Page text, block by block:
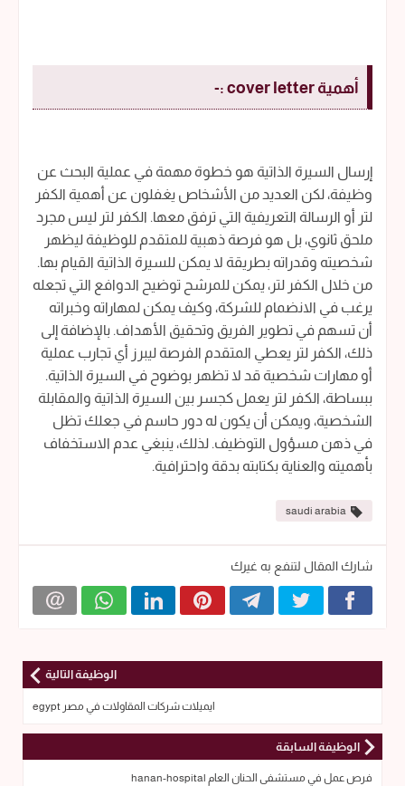
أهمية cover letter
:-
إرسال السيرة الذاتية هو خطوة مهمة في عملية البحث عن
وظيفة، لكن العديد من الأشخاص يغفلون عن أهمية الكفر
لتر أو الرسالة التعريفية التي ترفق معها. الكفر لتر ليس مجرد
ملحق ثانوي، بل هو فرصة ذهبية للمتقدم للوظيفة ليظهر
شخصيته وقدراته بطريقة لا يمكن للسيرة الذاتية القيام بها.
من خلال الكفر لتر، يمكن للمرشح توضيح الدوافع التي تجعله
يرغب في الانضمام للشركة، وكيف يمكن لمهاراته وخبراته
أن تسهم في تطوير الفريق وتحقيق الأهداف. بالإضافة إلى
ذلك، الكفر لتر يعطي المتقدم الفرصة ليبرز أي تجارب عملية
أو مهارات شخصية قد لا تظهر بوضوح في السيرة الذاتية.
ببساطة، الكفر لتر يعمل كجسر بين السيرة الذاتية والمقابلة
الشخصية، ويمكن أن يكون له دور حاسم في جعلك تظل
في ذهن مسؤول التوظيف. لذلك، ينبغي عدم الاستخفاف
بأهميته والعناية بكتابته بدقة واحترافية.
saudi arabia
شارك المقال لتنفع به غيرك
الوظيفة التالية
ايميلات شركات المقاولات في مصر egypt
الوظيفة السابقة
فرص عمل في مستشفى الحنان العام hanan-hospital